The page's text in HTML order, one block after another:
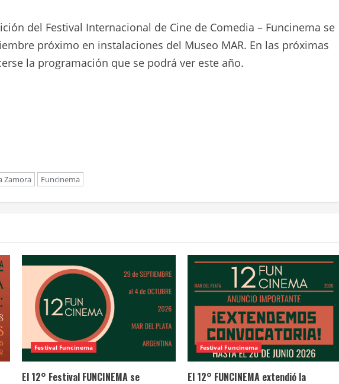
del Festival Internacional de Cine de Comedia – Funcinema se
próximo en instalaciones del Museo MAR. En las próximas
la programación que se podrá ver este año.
Zamora Funcinema
Festival Funcinema
El 12° Festival FUNCINEMA se
Festival Funcinema
El 12° FUNCINEMA extendió la